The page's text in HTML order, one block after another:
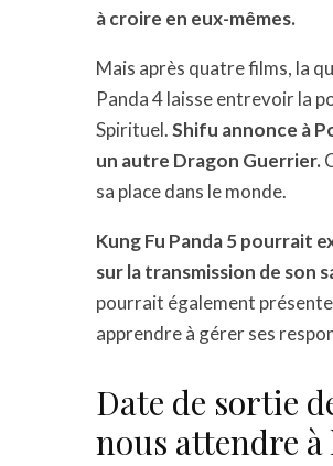
à croire en eux-mêmes.
Mais après quatre films, la
Panda 4 laisse entrevoir la
Spirituel.Shifu annonce à
un autre Dragon Guerrier.
sa place dans le monde.
Kung Fu Panda 5 pourrait
sur la transmission de son
pourrait également
apprendre à gérer ses
Date de sortie
nous attendre à